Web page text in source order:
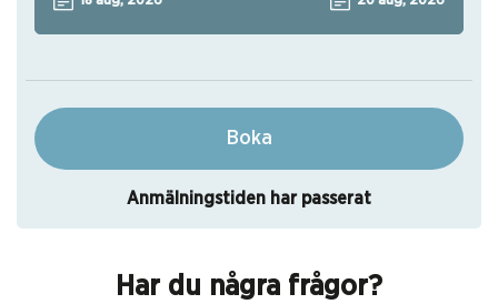
Boka
Anmälningstiden har passerat
Har du några frågor?